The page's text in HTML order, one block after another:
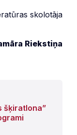
skolotāja
Riekstiņa
šķiratlona”